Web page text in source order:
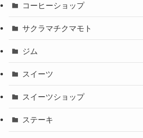
コーヒーショップ
サクラマチクマモト
ジム
スイーツ
スイーツショップ
ステーキ